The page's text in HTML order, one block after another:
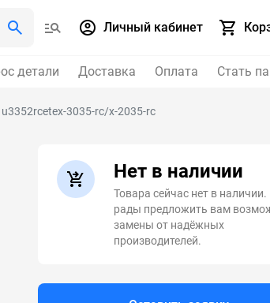
Личный кабинет
детали Доставка Оплата Стать
3035-rc/x-2035-rc
Нет в наличии
Товара сейчас нет в
рады предложить вам
замены от надёжных
производителей.